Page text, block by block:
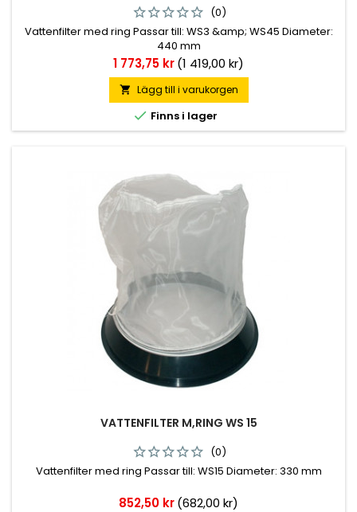
(0)
Vattenfilter med ring Passar till: WS3 &amp; WS45 Diameter:
440 mm
Pris
1 773,75 kr(1 419,00 kr)
 Lägg till i varukorgen
 Finns i lager
VATTENFILTER M,RING WS 15
(0)
Vattenfilter med ring Passar till: WS15 Diameter: 330 mm
Pris
852,50 kr(682,00 kr)